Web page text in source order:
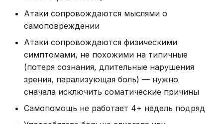
Атаки сопровождаются мыслями о
самоповреждении
Атаки сопровождаются физическими
симптомами, не похожими на типичные
(потеря сознания, длительные нарушения
зрения, парализующая боль) — нужно
сначала исключить соматические причины
Самопомощь не работает 4+ недель подряд